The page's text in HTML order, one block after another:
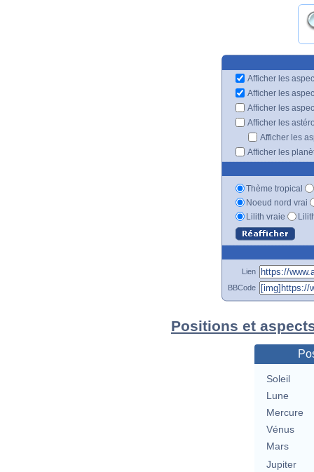
Afficher les
Afficher les
Afficher les
Afficher les
Afficher les
Afficher les
Thème tropical
Noeud nord vrai
Lilith vraie
Lien
BBCode
Positions et
Soleil
Lune
Mercure
Vénus
Mars
Jupiter